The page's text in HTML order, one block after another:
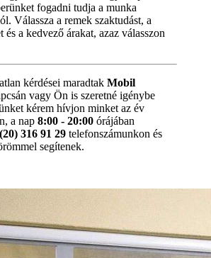
fogadni tudja a munka
Válassza a remek szaktudást, a
és a kedvező árakat, azaz válasszon
kérdései maradtak Mobil
vagy Ön is szeretné igénybe
kérem hívjon minket az év
a nap 8:00 - 20:00 órájában
316 91 29 telefonszámunkon és
segítenek.